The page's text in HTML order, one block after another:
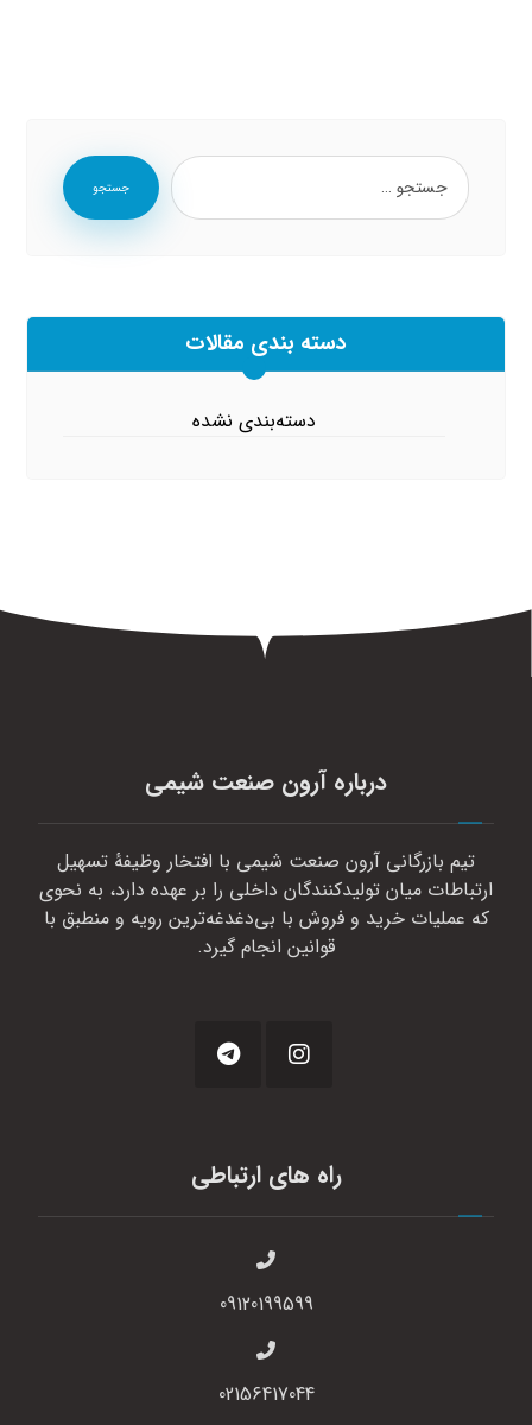
جستجو
دسته بندی مقالات
دسته‌بندی نشده
درباره آرون صنعت شیمی
تیم بازرگانی آرون صنعت شیمی با افتخار وظیفهٔ تسهیل
ارتباطات میان تولیدکنندگان داخلی را بر عهده دارد، به نحوی
که عملیات خرید و فروش با بی‌دغدغه‌ترین رویه و منطبق با
قوانین انجام گیرد.
راه های ارتباطی
09120199599
02156417044